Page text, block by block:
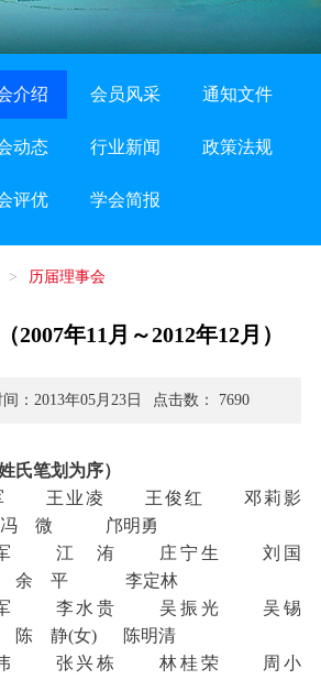
介绍 会员风采 通知文件
动态 行业新闻 政策法规
评优 学会简报
> 历届理事会
2007年11月～2012年12月）
：2013年05月23日 点击数： 7690
氏笔划为序）
王业凌 王俊红 邓莉影
微 邝明勇
军 江 洧 庄宁生 刘国
平 李定林
李水贵 吴振光 吴锡
(女) 陈明清
伟 张兴栋 林桂荣 周小